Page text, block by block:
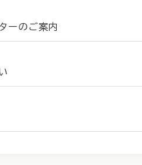
ーのご案内